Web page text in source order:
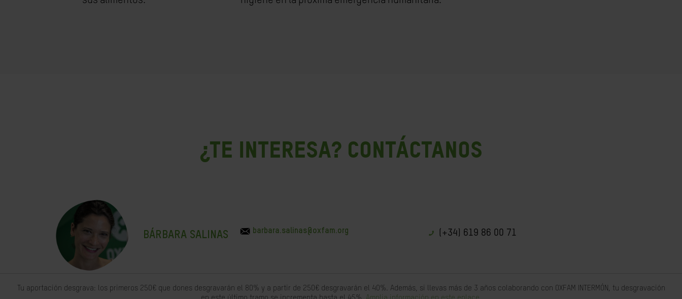
¿TE INTERESA? CONTÁCTANOS
BÁRBARA SALINAS barbara.salinas@oxfam.org (+34) 619 86 00 71
Tu aportación desgrava: los primeros 250€ que dones desgravarán el 80% y a partir de 250€ desgravarán el 40%. Además, si llevas más de 3 años colaborando con OXFAM INTERMÓN, tu desgravación